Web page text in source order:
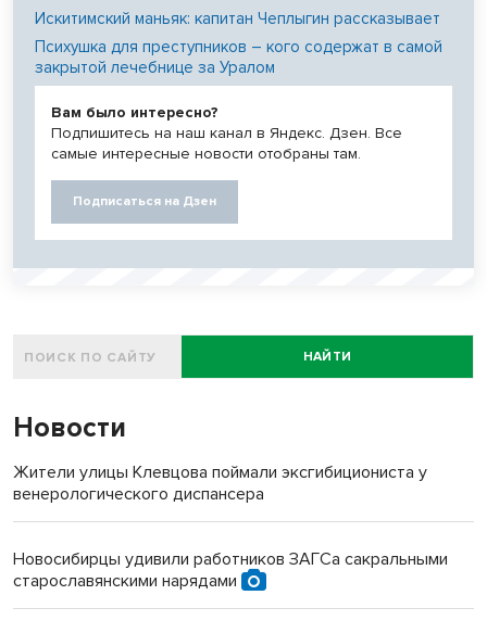
Искитимский маньяк: капитан Чеплыгин рассказывает
Психушка для преступников – кого содержат в самой
закрытой лечебнице за Уралом
Вам было интересно?
Подпишитесь на наш канал в Яндекс. Дзен. Все
самые интересные новости отобраны там.
Подписаться на Дзен
НАЙТИ
Новости
Жители улицы Клевцова поймали эксгибициониста у
венерологического диспансера
Новосибирцы удивили работников ЗАГСа сакральными
старославянскими нарядами